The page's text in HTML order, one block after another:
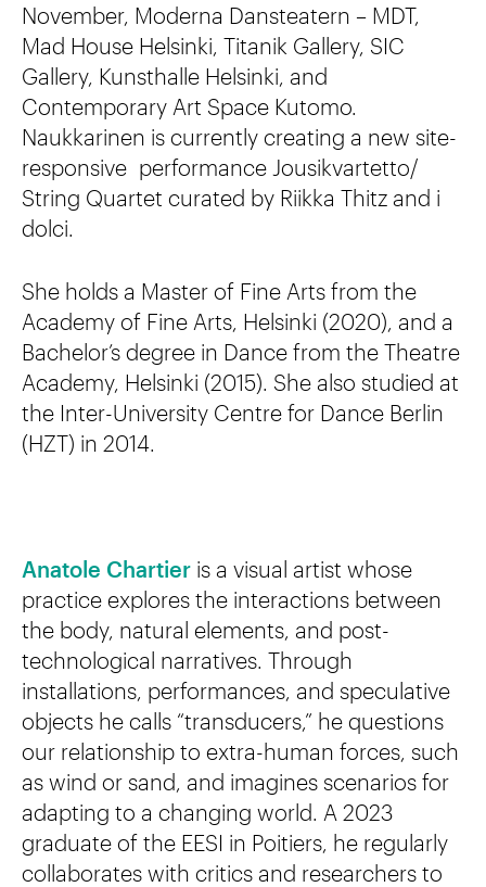
November, Moderna Dansteatern – MDT,
Mad House Helsinki, Titanik Gallery, SIC
Gallery, Kunsthalle Helsinki, and
Contemporary Art Space Kutomo.
Naukkarinen is currently creating a new site-
responsive performance Jousikvartetto/
String Quartet curated by Riikka Thitz and i
dolci.
She holds a Master of Fine Arts from the
Academy of Fine Arts, Helsinki (2020), and a
Bachelor’s degree in Dance from the Theatre
Academy, Helsinki (2015). She also studied at
the Inter-University Centre for Dance Berlin
(HZT) in 2014.
Anatole Chartier is a visual artist whose
practice explores the interactions between
the body, natural elements, and post-
technological narratives. Through
installations, performances, and speculative
objects he calls “transducers,” he questions
our relationship to extra-human forces, such
as wind or sand, and imagines scenarios for
adapting to a changing world. A 2023
graduate of the EESI in Poitiers, he regularly
collaborates with critics and researchers to